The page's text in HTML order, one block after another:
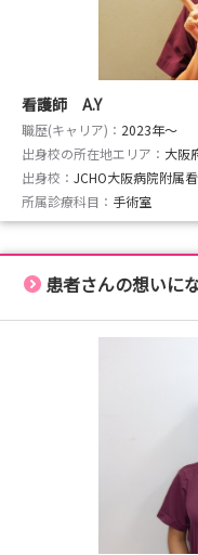
看護師 A.Y
職歴(キャリア)： 2023年〜
出身校の所在地エリア： 大阪
出身校： JCHO大阪病院附属
所属診療科目： 手術室
患者さんの想いになっ